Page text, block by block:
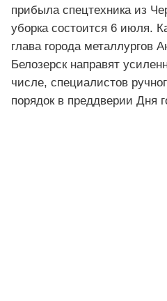
прибыла спецтехника из
уборка состоится 6 июля.
глава города металлургов
Белозерск направят
числе, специалистов
порядок в преддверии Дня